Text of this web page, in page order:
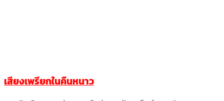
เสียงเพรียกในคืนหนาว